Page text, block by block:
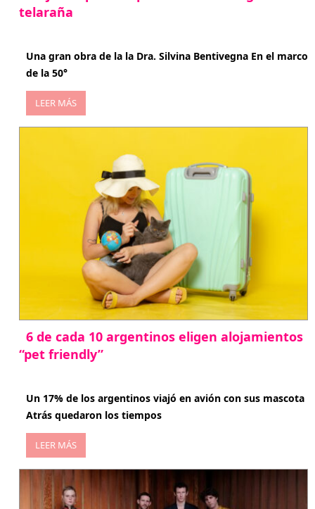
telaraña
Una gran obra de la la Dra. Silvina Bentivegna En el marco
de la 50°
LEER MÁS
6 de cada 10 argentinos eligen alojamientos
“pet friendly”
Un 17% de los argentinos viajó en avión con sus mascota
Atrás quedaron los tiempos
LEER MÁS